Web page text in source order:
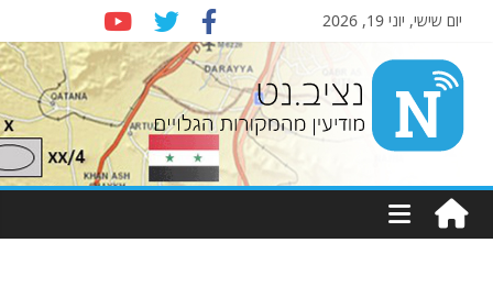
יום שישי, יוני 19, 2026
Nziv.net
מודיעין
מהמקורות